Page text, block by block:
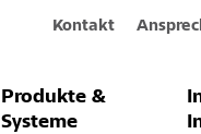
Kontakt
Produkte &
Systeme
Produkte & Systeme